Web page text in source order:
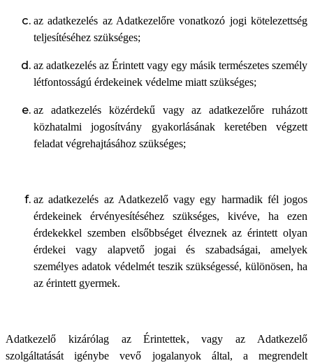
az adatkezelés az Adatkezelőre vonatkozó jogi kötelezettség
teljesítéséhez szükséges;
az adatkezelés az Érintett vagy egy másik természetes személy
létfontosságú érdekeinek védelme miatt szükséges;
az adatkezelés közérdekű vagy az adatkezelőre ruházott
közhatalmi jogosítvány gyakorlásának keretében végzett
feladat végrehajtásához szükséges;
az adatkezelés az Adatkezelő vagy egy harmadik fél jogos
érdekeinek érvényesítéséhez szükséges, kivéve, ha ezen
érdekekkel szemben elsőbbséget élveznek az érintett olyan
érdekei vagy alapvető jogai és szabadságai, amelyek
személyes adatok védelmét teszik szükségessé, különösen, ha
az érintett gyermek.
Adatkezelő kizárólag az Érintettek, vagy az Adatkezelő
szolgáltatását igénybe vevő jogalanyok által, a megrendelt